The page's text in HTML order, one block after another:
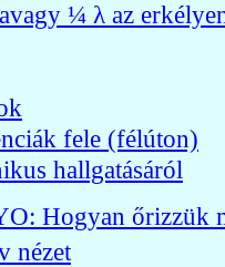
¼ λ az
fele (félúton)
hallgatásáról
Hogyan őrizzük
nézet